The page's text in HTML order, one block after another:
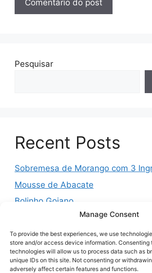
Manage Consent
To provide the best experiences, we use
store and/or access device information. Consenting
technologies will allow us to process data such as
unique IDs on this site. Not consenting or
adversely affect certain features and functions.
Pesquisar
Recent Posts
Sobremesa de Morango com 3
Mousse de Abacate
Bolinho Goiano
Muffins Salgados de Legumes